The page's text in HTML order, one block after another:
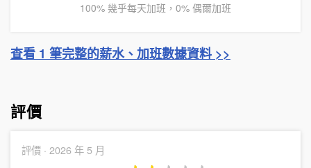
100% 幾乎每天加班，0% 偶爾加班
查看 1 筆完整的薪水、加班數據資料 >>
評價
評價 · 2026 年 5 月